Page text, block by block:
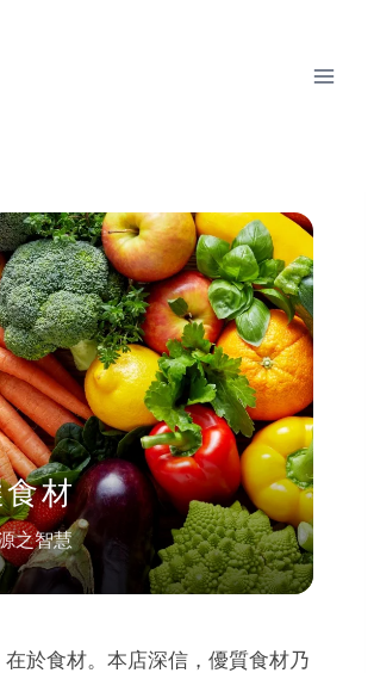
材
之智慧
在於食材。本店深信，優質食材乃